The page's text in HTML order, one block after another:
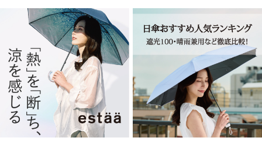
入荷状況